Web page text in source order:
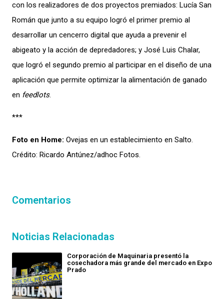
con los realizadores de dos proyectos premiados: Lucía San
Román que junto a su equipo logró el primer premio al
desarrollar un cencerro digital que ayuda a prevenir el
abigeato y la acción de depredadores; y José Luis Chalar,
que logró el segundo premio al participar en el diseño de una
aplicación que permite optimizar la alimentación de ganado
en feedlots.
***
Foto en Home: Ovejas en un establecimiento en Salto.
Crédito: Ricardo Antúnez/adhoc Fotos.
Comentarios
Noticias Relacionadas
Corporación de Maquinaria presentó la
cosechadora más grande del mercado en Expo
Prado